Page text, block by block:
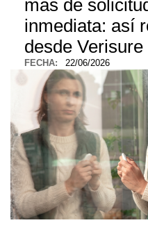
ALARMAS PARA EXTERIOR
ALARMAS PARA TU BARRIO
ALARMAS PARA TI
ADULTOS MAYORES
ALARMAS PARA
ADOLESCENTES
KIT DE ALARMA PARA CASA
SIRENA POTENTE
CÁMARAS DE SEGURIDAD
CÁMARA DE SEGURIDAD
EXTERIOR
CÁMARA DE SEGURIDAD
INTERIOR
ALARMAS PARA VENTANAS
Y PUERTAS
BOTÓN DE PÁNICO
OTROS SERVICIOS
CALCULA EL PRECIO DE TU
ALARMA
TRABAJA CON NOSOTROS
¿QUÉ OPINAN NUESTROS
CLIENTES?
SALA DE PRENSA
VALORES
AVISO DE PRIVACIDAD
más de
inmediata: así
desde Verisure
FECHA 22/06/2026